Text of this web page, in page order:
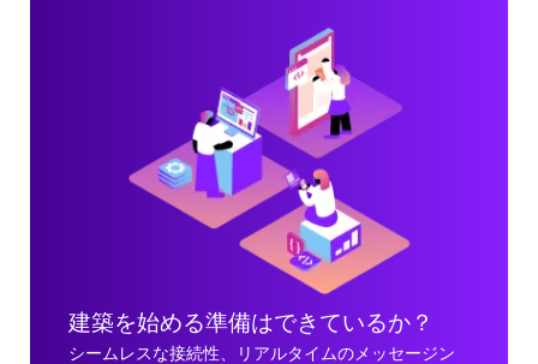
建築を始める準備はできているか？
シームレスな接続性、リアルタイムのメッセージン